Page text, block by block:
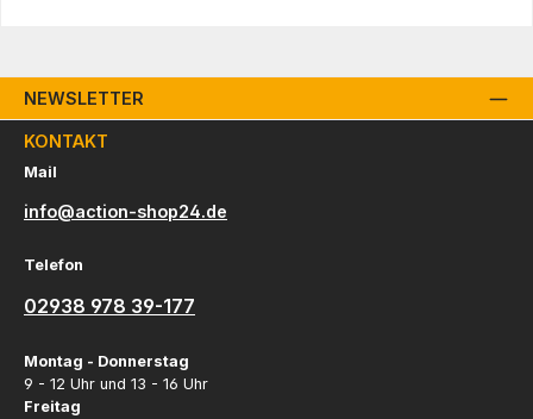
NEWSLETTER
KONTAKT
Mail
info@action-shop24.de
Telefon
02938 978 39-177
Montag - Donnerstag
9 - 12 Uhr und 13 - 16 Uhr
Freitag